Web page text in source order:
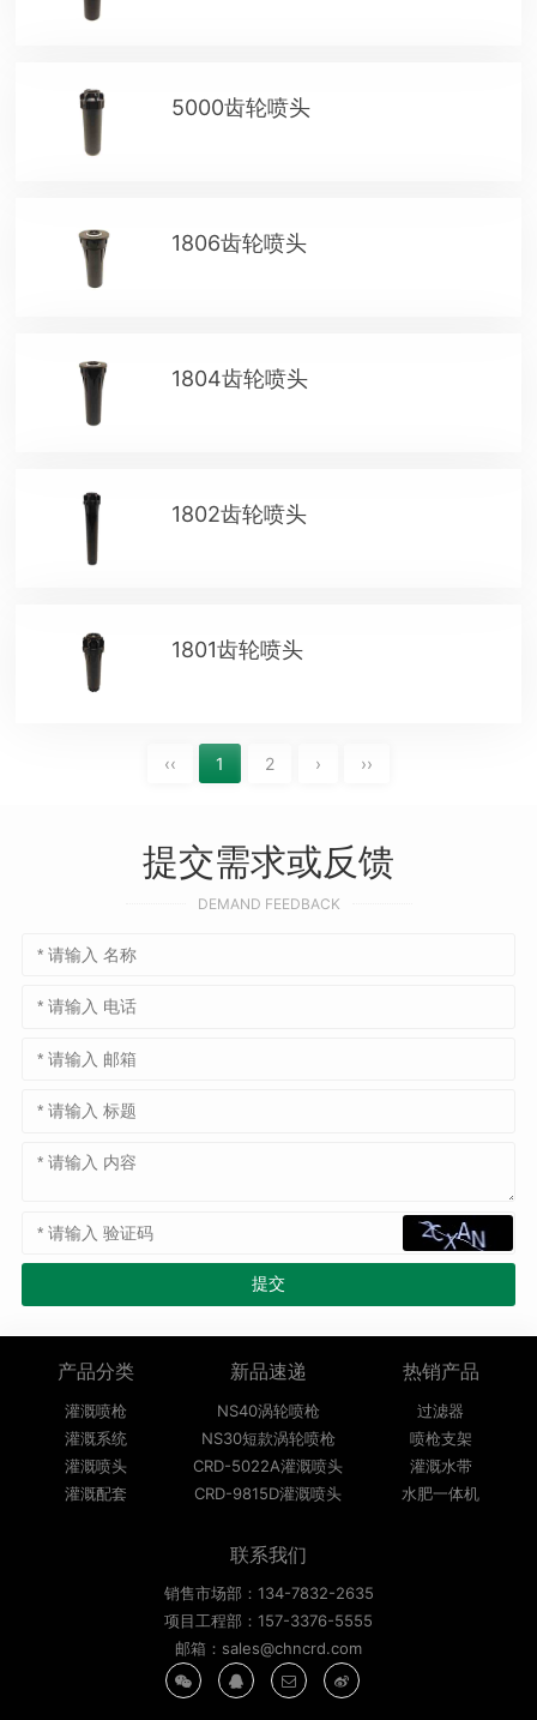
5000齿轮喷头
1806齿轮喷头
1804齿轮喷头
1802齿轮喷头
1801齿轮喷头
‹‹ 1 2 › ››
提交需求或反馈
DEMAND FEEDBACK
产品分类
灌溉喷枪
灌溉系统
灌溉喷头
灌溉配套
新品速递
NS40涡轮喷枪
NS30短款涡轮喷枪
CRD-5022A灌溉喷头
CRD-9815D灌溉喷头
热销产品
过滤器
喷枪支架
灌溉水带
水肥一体机
联系我们
销售市场部：134-7832-2635
项目工程部：157-3376-5555
邮箱：sales@chncrd.com